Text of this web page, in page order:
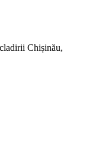
Chișinău,